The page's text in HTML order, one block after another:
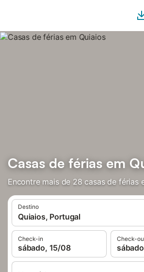
Casas de férias em
Encontre mais de 28 casas de férias
Destino
Quiaios, Portugal
Check-in
sábado, 15/08
Check-